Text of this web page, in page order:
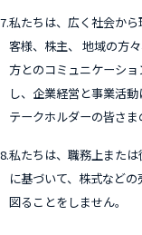
7.私たちは、広く社会か
客様、株主、 地域の方
方とのコミュニケーシ
し、企業経営と事業活
テークホルダーの皆さま
8.私たちは、職務上また
に基づいて、株式など
図ることをしません。